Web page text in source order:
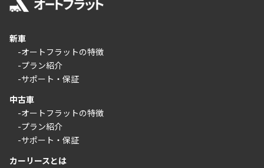
新車
-オートフラットの特徴
-プラン紹介
-サポート・保証
中古車
-オートフラットの特徴
-プラン紹介
-サポート・保証
カーリースとは